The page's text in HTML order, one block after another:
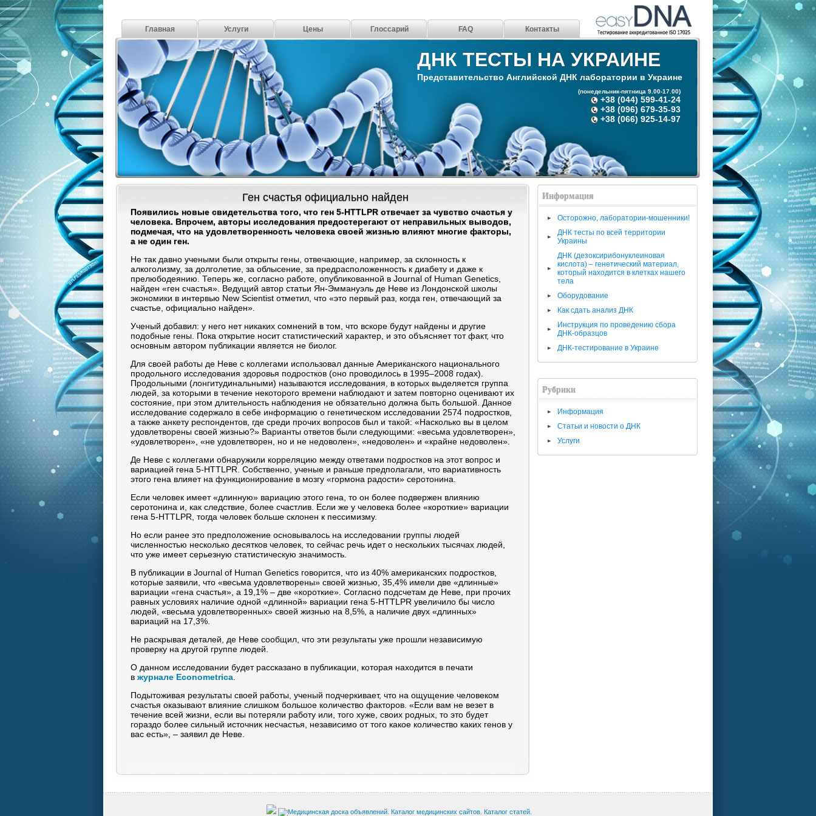
ДНК ТЕСТЫ НА УКРАИНЕ
Представительство Английской ДНК лаборатории в Украине
(понедельник-пятница 9.00-17.00)
+38 (044) 599-41-24
+38 (096) 679-35-93
+38 (066) 925-14-97
Главная Услуги Цены Глоссарий FAQ Контакты
Ген счастья официально найден
Появились новые свидетельства того, что ген 5-HTTLPR отвечает за чувство счастья у
человека. Впрочем, авторы исследования предостерегают от неправильных выводов,
подмечая, что на удовлетворенность человека своей жизнью влияют многие факторы,
а не один ген.
Не так давно учеными были открыты гены, отвечающие, например, за склонность к
алкоголизму, за долголетие, за облысение, за предрасположенность к диабету и даже к
прелюбодеянию. Теперь же, согласно работе, опубликованной в Journal of Human Genetics,
найден «ген счастья». Ведущий автор статьи Ян-Эммануэль де Неве из Лондонской школы
экономики в интервью New Scientist отметил, что «это первый раз, когда ген, отвечающий за
счастье, официально найден».
Ученый добавил: у него нет никаких сомнений в том, что вскоре будут найдены и другие
подобные гены. Пока открытие носит статистический характер, и это объясняет тот факт, что
основным автором публикации является не биолог.
Для своей работы де Неве с коллегами использовал данные Американского национального
продольного исследования здоровья подростков (оно проводилось в 1995–2008 годах).
Продольными (лонгитудинальными) называются исследования, в которых выделяется группа
людей, за которыми в течение некоторого времени наблюдают и затем повторно оценивают их
состояние, при этом длительность наблюдения не обязательно должна быть большой. Данное
исследование содержало в себе информацию о генетическом исследовании 2574 подростков,
а также анкету респондентов, где среди прочих вопросов был и такой: «Насколько вы в целом
удовлетворены своей жизнью?» Варианты ответов были следующими: «весьма удовлетворен»,
«удовлетворен», «не удовлетворен, но и не недоволен», «недоволен» и «крайне недоволен».
Де Неве с коллегами обнаружили корреляцию между ответами подростков на этот вопрос и
вариацией гена 5-HTTLPR. Собственно, ученые и раньше предполагали, что вариативность
этого гена влияет на функционирование в мозгу «гормона радости» серотонина.
Если человек имеет «длинную» вариацию этого гена, то он более подвержен влиянию
серотонина и, как следствие, более счастлив. Если же у человека более «короткие» вариации
гена 5-HTTLPR, тогда человек больше склонен к пессимизму.
Но если ранее это предположение основывалось на исследовании группы людей
численностью несколько десятков человек, то сейчас речь идет о нескольких тысячах людей,
что уже имеет серьезную статистическую значимость.
В публикации в Journal of Human Genetics говорится, что из 40% американских подростков,
которые заявили, что «весьма удовлетворены» своей жизнью, 35,4% имели две «длинные»
вариации «гена счастья», а 19,1% – две «короткие». Согласно подсчетам де Неве, при прочих
равных условиях наличие одной «длинной» вариации гена 5-HTTLPR увеличило бы число
людей, «весьма удовлетворенных» своей жизнью на 8,5%, а наличие двух «длинных»
вариаций на 17,3%.
Не раскрывая деталей, де Неве сообщил, что эти результаты уже прошли независимую
проверку на другой группе людей.
О данном исследовании будет рассказано в публикации, которая находится в печати
в журнале Econometrica
Подытоживая результаты своей работы, ученый подчеркивает, что на ощущение человеком
счастья оказывают влияние слишком большое количество факторов. «Если вам не везет в
течение всей жизни, если вы потеряли работу или, того хуже, своих родных, то это будет
гораздо более сильный источник несчастья, независимо от того какое количество каких генов у
вас есть», – заявил де Неве.
Информация
Осторожно, лаборатории-мошенники!
ДНК тесты по всей территории
Украины
ДНК (дезоксирибонуклеиновая
кислота) – генетический материал,
который находится в клетках нашего
тела
Оборудование
Как сдать анализ ДНК
Инструкция по проведению сбора
ДНК-образцов
ДНК-тестирование в Украине
Рубрики
Информация
Статьи и новости о ДНК
Услуги